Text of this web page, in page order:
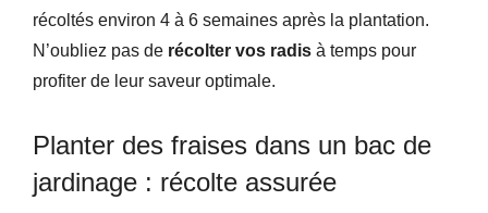
récoltés environ 4 à 6 semaines après la plantation.
N’oubliez pas de récolter vos radis à temps pour
profiter de leur saveur optimale.
Planter des fraises dans un bac de
jardinage : récolte assurée